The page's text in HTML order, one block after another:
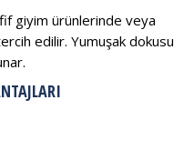
giyim ürünlerinde veya
edilir. Yumuşak dokusu